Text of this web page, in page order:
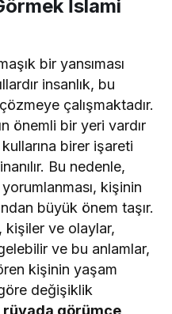
İslami
bir yansıması
insanlık, bu
çalışmaktadır.
önemli bir yeri vardır
birer işareti
Bu nedenle,
kişinin
büyük önem taşır.
kişiler ve olaylar,
ve bu anlamlar,
kişinin yaşam
değişiklik
rüyada görümce